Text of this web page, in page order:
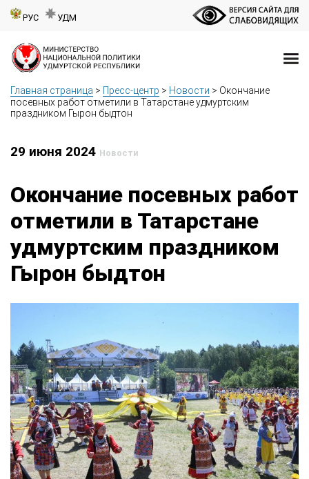
РУС УДМ
Главная страница > Пресс-центр > Новости > Окончание
посевных работ отметили в Татарстане удмуртским
праздником Гырон быдтон
29 июня 2024 Новости
Окончание посевных работ
отметили в Татарстане
удмуртским праздником
Гырон быдтон